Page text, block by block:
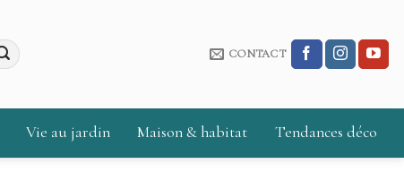
CONTACT
Vie au jardin Maison & habitat Tendances déco